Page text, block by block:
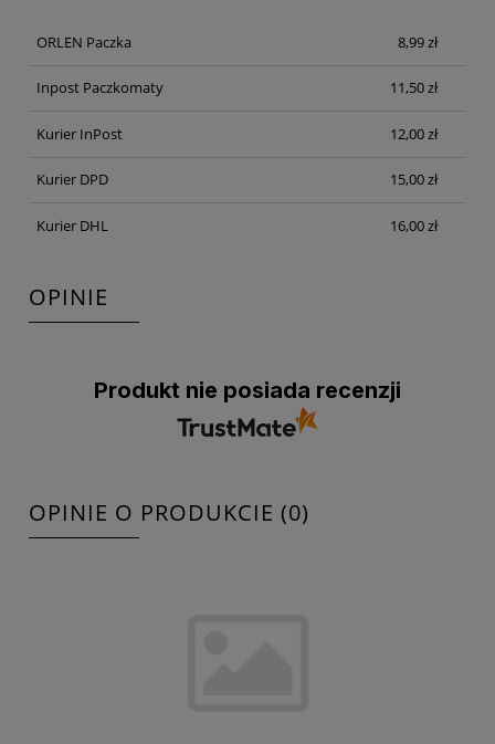
ORLEN Paczka
8,99 zł
Inpost Paczkomaty 11,50 zł
Kurier InPost 12,00 zł
Kurier DPD 15,00 zł
Kurier DHL 16,00 zł
OPINIE
Produkt nie posiada recenzji
OPINIE O PRODUKCIE (0)